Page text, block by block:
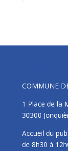
COMMUNE
1 Place de la
30300
Accueil du
de 8h30 à